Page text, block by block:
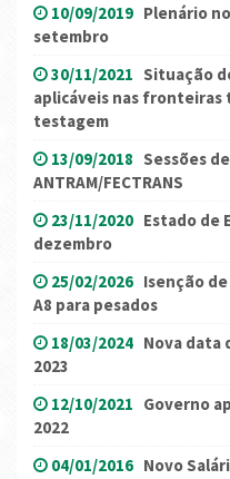
10/09/2019 Plenário
setembro
30/11/2021 Situação
aplicáveis nas
testagem
13/09/2018 Sessões
ANTRAM/FECTRANS
23/11/2020 Estado de
dezembro
25/02/2026 Isenção de
A8 para pesados
18/03/2024 Nova data
2023
12/10/2021 Governo
2022
04/01/2016 Novo